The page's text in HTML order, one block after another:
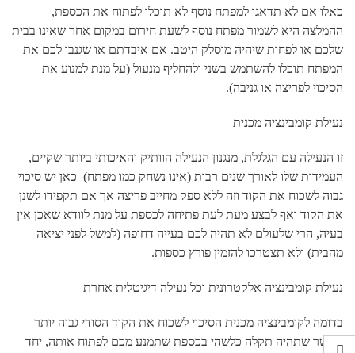
כאלו אם לא תדאגו למפתח נוסף לא תוכלו לפתוח את הכספת,
ההמלצה היא לשמור מפתח נוסף לשעת חירום במקום אחר שאינו בבית
שלכם או לפחות שיהיה מוסלק היטב. אם איבדתם או שגנבו לכם את
המפתח תוכלו להשתמש בשני ולהחליף מנעול (על מנת למנוע את
הסיכוי לפריצה או גניבה).
נעילת קומבינציה מכנית
זו הנעילה עם הגלגלת, מנגנון הנעילה הוותיק והאיכותי ביותר שקיים,
העמידות שלו לאורך שנים רבות (אינו נשחק כמו מפתח) כאן יש סיכוי
גבוה לשכוח את הקוד וזה ללא ספק מחייב פריצה אך אם תקפידו לשנן
את הקוד ואף לבצע מעת לעת פתיחה לכספת על מנת לוודא שאכן אין
בעיה, הרי שלעולם לא תהיה לכם בעייה דחופה (למשל לפני יציאה
מהבית) ולא תצטרכו להזמין פורץ כספות.
נעילת קומבינציה אלקטרונית וכל נעילה דיגיטלית אחרת
בדומה לקומבינציה מכנית הסיכוי לשכוח את הקוד הסודי גבוה יותר
מאשר שתהיה תקלה כלשהי בכספת שתמנע מכם לפתוח אותה, יחד